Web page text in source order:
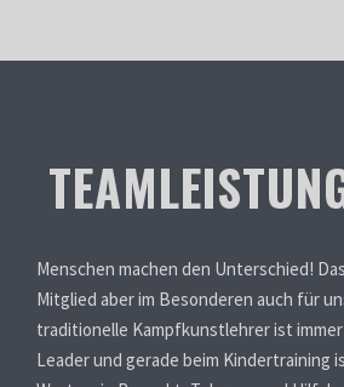
Menschen machen den Unterschied!
Mitglied aber im Besonderen auch für
traditionelle Kampfkunstlehrer ist immer
Leader und gerade beim Kindertraining